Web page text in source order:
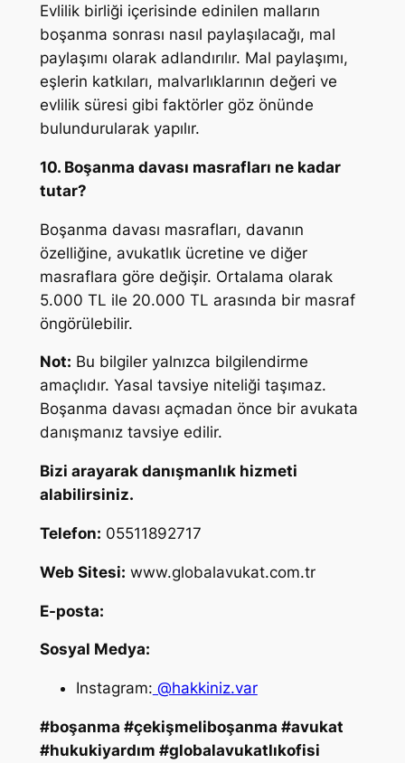
Evlilik birliği içerisinde edinilen malların
boşanma sonrası nasıl paylaşılacağı, mal
paylaşımı olarak adlandırılır. Mal paylaşımı,
eşlerin katkıları, malvarlıklarının değeri ve
evlilik süresi gibi faktörler göz önünde
bulundurularak yapılır.
10. Boşanma davası masrafları ne kadar
tutar?
Boşanma davası masrafları, davanın
özelliğine, avukatlık ücretine ve diğer
masraflara göre değişir. Ortalama olarak
5.000 TL ile 20.000 TL arasında bir masraf
öngörülebilir.
Not: Bu bilgiler yalnızca bilgilendirme
amaçlıdır. Yasal tavsiye niteliği taşımaz.
Boşanma davası açmadan önce bir avukata
danışmanız tavsiye edilir.
Bizi arayarak danışmanlık hizmeti
alabilirsiniz.
Telefon: 05511892717
Web Sitesi: www.globalavukat.com.tr
E-posta:
Sosyal Medya:
Instagram: @hakkiniz.var
#boşanma #çekişmeliboşanma #avukat
#hukukiyardım #globalavukatlıkofisi